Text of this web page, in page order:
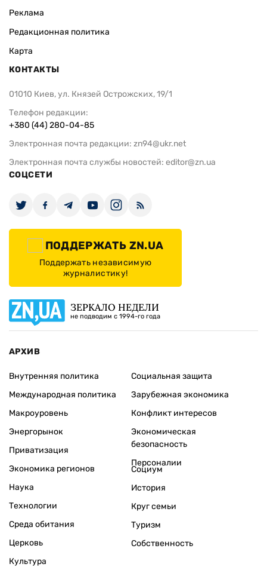
Реклама
Редакционная политика
Карта
КОНТАКТЫ
01010 Киев, ул. Князей Острожских, 19/1
Телефон редакции:
+380 (44) 280-04-85
Электронная почта редакции: zn94@ukr.net
Электронная почта службы новостей: editor@zn.ua
СОЦСЕТИ
ПОДДЕРЖАТЬ ZN.UA
Поддержать независимую
журналистику!
ЗЕРКАЛО НЕДЕЛИ
не подводим с 1994-го года
АРХИВ
Внутренняя политика
Международная политика
Макроуровень
Энергорынок
Приватизация
Экономика регионов
Социальная защита
Зарубежная экономика
Конфликт интересов
Экономическая
безопасность
Персоналии
Наука
Технологии
Среда обитания
Церковь
Культура
Социум
История
Круг семьи
Туризм
Собственность